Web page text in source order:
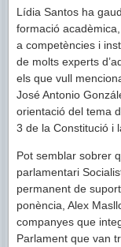
Lídia Santos ha
formació
a competències i
de molts experts
els que vull
José Antonio
orientació del tema
3 de la Constitució i
Pot semblar sobrer
parlamentari
permanent de
ponència, Alex
companyes que
Parlament que van